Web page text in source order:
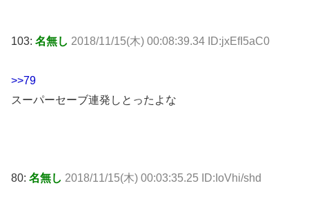
103: 名無し 2018/11/15(木) 00:08:39.34 ID:jxEfI5aC0
>>79
スーパーセーブ連発しとったよな
80: 名無し 2018/11/15(木) 00:03:35.25 ID:IoVhi/shd